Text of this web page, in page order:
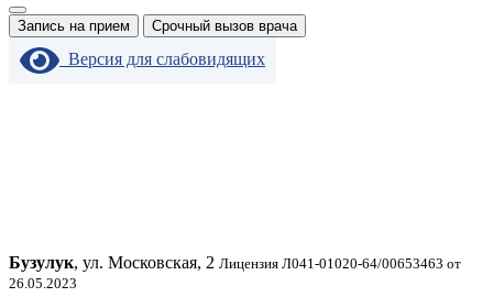
Запись на прием Срочный вызов врача
Версия для слабовидящих
Бузулук, ул. Московская, 2 Лицензия Л041-01020-64/00653463 от
26.05.2023